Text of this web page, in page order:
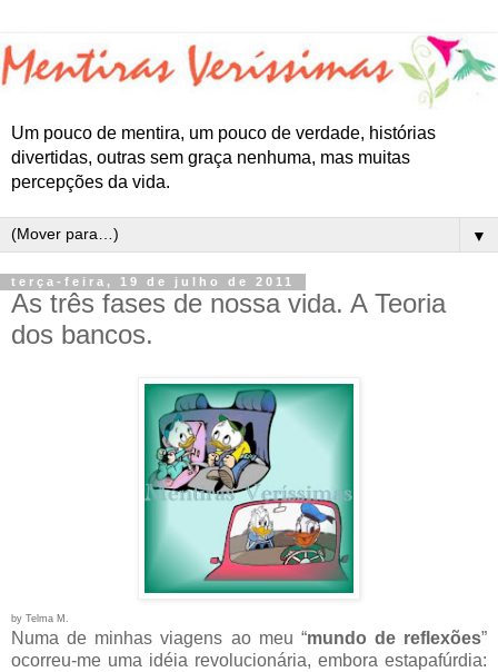
Um pouco de mentira, um pouco de verdade, histórias
divertidas, outras sem graça nenhuma, mas muitas
percepções da vida.
▼
terça-feira, 19 de julho de 2011
As três fases de nossa vida. A Teoria
dos bancos.
by Telma M.
Numa de minhas viagens ao meu “mundo de reflexões”
ocorreu-me uma idéia revolucionária, embora estapafúrdia: